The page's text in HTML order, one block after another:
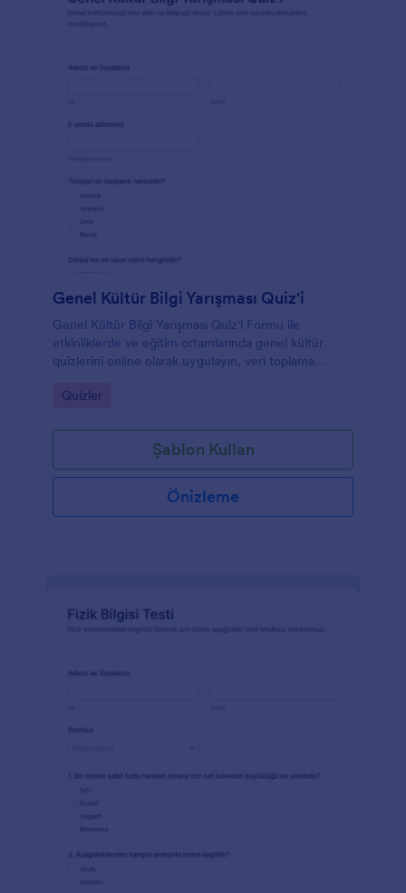
Genel Kültür Bilgi Yarışması Quiz'i
Genel Kültür Bilgi Yarışması Quiz'i Formu ile
etkinliklerde ve eğitim ortamlarında genel kültür
quizlerini online olarak uygulayın, veri toplama
kolayca takip edin.
Go to Category:
Quizler
Şablon Kullan
Önizleme